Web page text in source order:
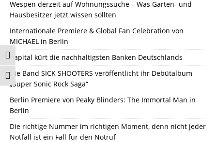
Umschalten auf hohe Kontraste
Schrift vergrößern
Wespen derzeit auf Wohnungssuche – Was Garten- und
Hausbesitzer jetzt wissen sollten
Internationale Premiere & Global Fan Celebration von
MICHAEL in Berlin
Capital kürt die nachhaltigsten Banken Deutschlands
Die Band SICK SHOOTERS veröffentlicht ihr Debütalbum
„Super Sonic Rock Saga“
Berlin Premiere von Peaky Blinders: The Immortal Man in
Berlin
Die richtige Nummer im richtigen Moment, denn nicht jeder
Notfall ist ein Fall für den Notruf